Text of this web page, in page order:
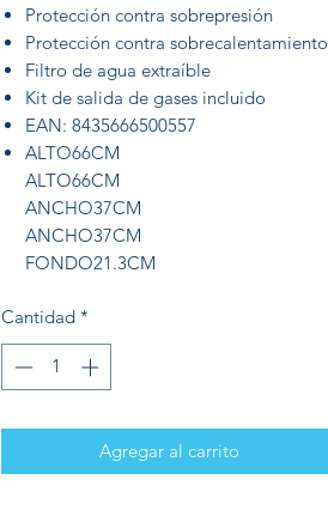
Protección contra sobrepresión
Protección contra sobrecalentamiento
Filtro de agua extraíble
Kit de salida de gases incluido
EAN: 8435666500557
ALTO66CM
ALTO66CM
ANCHO37CM
ANCHO37CM
FONDO21.3CM
Cantidad *
Agregar al carrito